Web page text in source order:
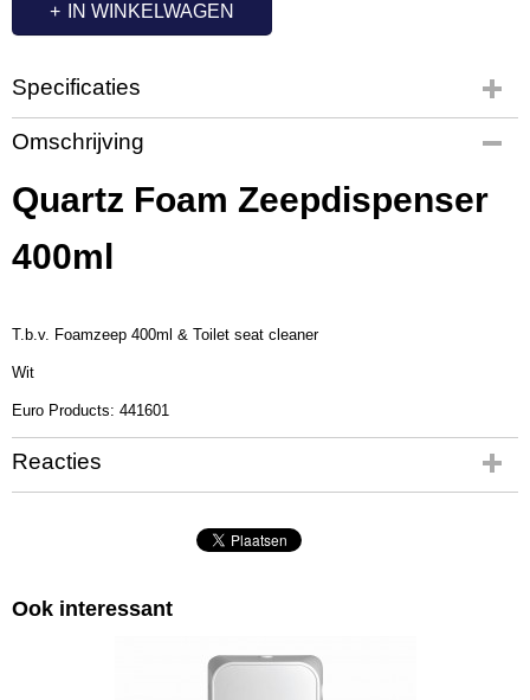
IN WINKELWAGEN
Specificaties
Productcode
QL2515
Productcode leverancier
441601
Omschrijving
Quartz Foam Zeepdispenser
400ml
T.b.v. Foamzeep 400ml & Toilet seat cleaner
Wit
Euro Products: 441601
Reacties
Ook interessant